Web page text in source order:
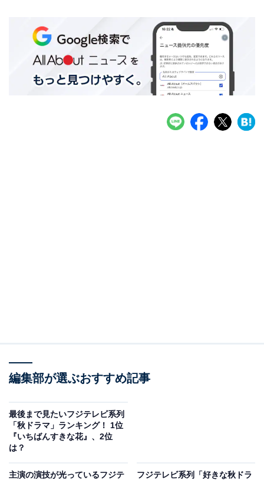
編集部が選ぶおすすめ記事
最後まで見たいフジテレビ系列
「秋ドラマ」ランキング！ 1位
『いちばんすきな花』、2位
は？
主演の演技が光っているフジテ
フジテレビ系列「好きな秋ドラ